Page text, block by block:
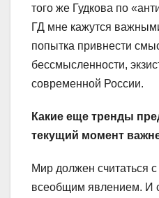
того же Гудкова по
ГД мне кажутся
попытка привнести
бессмысленности,
современной России.
Какие еще тренды
текущий момент
Мир должен считаться
всеобщим явлением. И